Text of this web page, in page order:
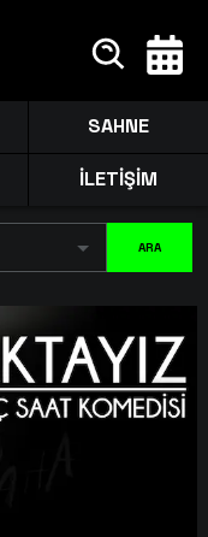
SAHNE
İLETİŞİM
ARA